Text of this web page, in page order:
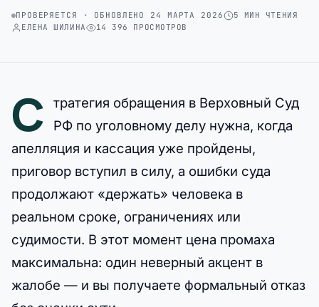
ПРОВЕРЯЕТСЯ · ОБНОВЛЕНО 24 МАРТА 2026
5 МИН ЧТЕНИЯ
ЕЛЕНА ШИЛИНА
14 396 ПРОСМОТРОВ
С
тратегия обращения в Верховный Суд
РФ по уголовному делу нужна, когда
апелляция и кассация уже пройдены,
приговор вступил в силу, а ошибки суда
продолжают «держать» человека в
реальном сроке, ограничениях или
судимости. В этот момент цена промаха
максимальна: один неверный акцент в
жалобе — и вы получаете формальный отказ